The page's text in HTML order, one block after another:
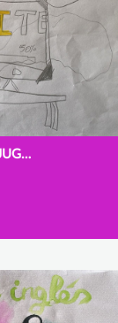
NO PASES TODA LA NOCHE JUGANDO